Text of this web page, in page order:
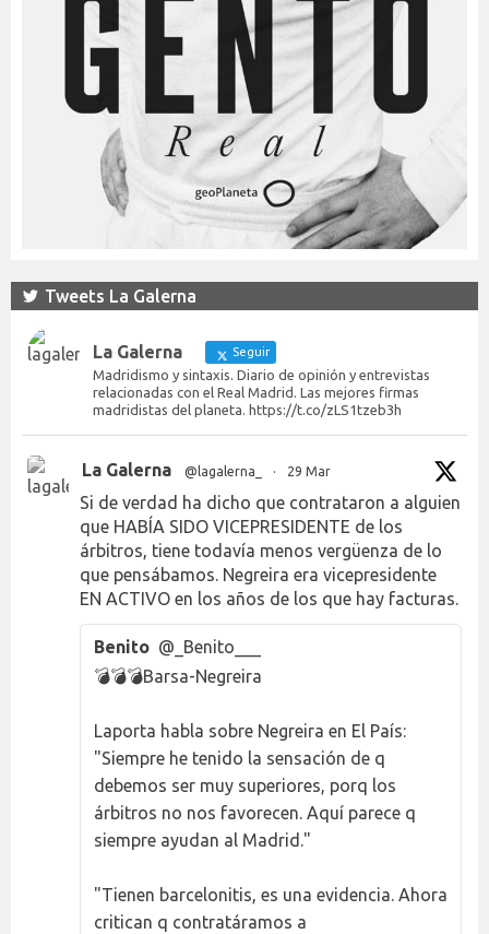
Tweets La Galerna
La Galerna Seguir
Madridismo y sintaxis. Diario de opinión y entrevistas
relacionadas con el Real Madrid. Las mejores firmas
madridistas del planeta. https://t.co/zLS1tzeb3h
La Galerna @lagalerna_ · 29 Mar
Si de verdad ha dicho que contrataron a alguien
que HABÍA SIDO VICEPRESIDENTE de los
árbitros, tiene todavía menos vergüenza de lo
que pensábamos. Negreira era vicepresidente
EN ACTIVO en los años de los que hay facturas.
Benito @_Benito___
💣💣💣Barsa-Negreira
Laporta habla sobre Negreira en El País:
"Siempre he tenido la sensación de q
debemos ser muy superiores, porq los
árbitros no nos favorecen. Aquí parece q
siempre ayudan al Madrid."
"Tienen barcelonitis, es una evidencia. Ahora
critican q contratáramos a